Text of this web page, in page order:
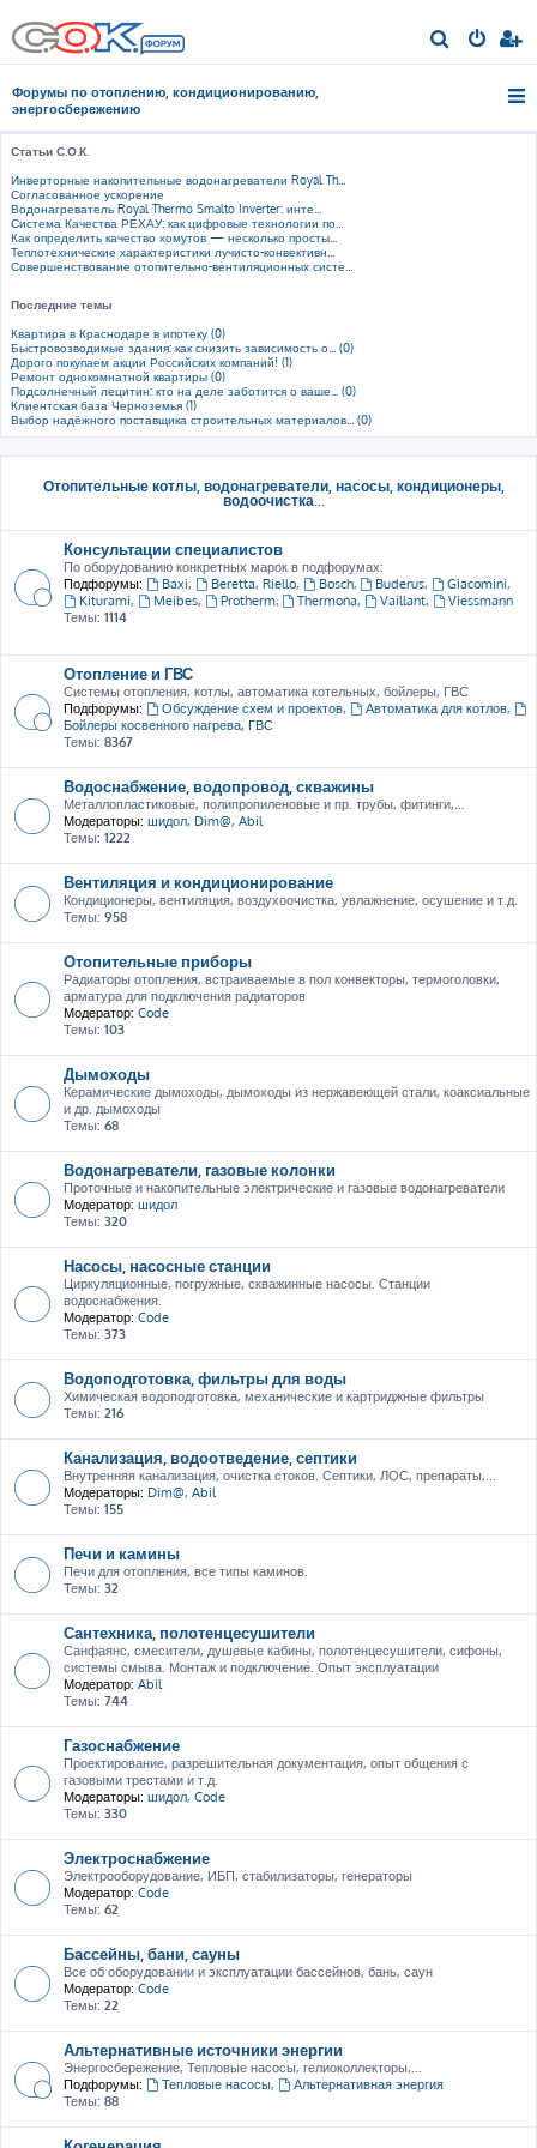
о
Форумы по отоплению, кондиционированию,
энергосбережению
Статьи С.О.К.
Инверторные накопительные водонагреватели Royal Th...
Согласованное ускорение
Водонагреватель Royal Thermo Smalto Inverter: инте...
Система Качества РЕХАУ: как цифровые технологии по...
Как определить качество хомутов — несколько просты...
Теплотехнические характеристики лучисто-конвективн...
Совершенствование отопительно-вентиляционных систе...
Последние темы
Квартира в Краснодаре в ипотеку (0)
Быстровозводимые здания: как снизить зависимость о... (0)
Дорого покупаем акции Российских компаний! (1)
Ремонт однокомнатной квартиры (0)
Подсолнечный лецитин: кто на деле заботится о ваше... (0)
Клиентская база Черноземья (1)
Выбор надёжного поставщика строительных материалов... (0)
Отопительные котлы, водонагреватели, насосы, кондиционеры,
водоочистка...
Консультации специалистов
По оборудованию конкретных марок в подфорумах:
Подфорумы:
Baxi, Beretta, Riello, Bosch, Buderus, Giacomini,
Kiturami, Meibes, Protherm, Thermona, Vaillant,
Viessmann
Темы: 1114
Отопление и ГВС
Системы отопления, котлы, автоматика котельных, бойлеры, ГВС
Подфорумы:
Обсуждение схем и проектов, Автоматика для котлов,
Бойлеры косвенного нагрева, ГВС
Темы: 8367
Водоснабжение, водопровод, скважины
Металлопластиковые, полипропиленовые и пр. трубы, фитинги,...
Модераторы: шидол, Dim@, Abil
Темы: 1222
Вентиляция и кондиционирование
Кондиционеры, вентиляция, воздухоочистка, увлажнение, осушение и т.д.
Темы: 958
Отопительные приборы
Радиаторы отопления, встраиваемые в пол конвекторы, термоголовки,
арматура для подключения радиаторов
Модератор: Code
Темы: 103
Дымоходы
Керамические дымоходы, дымоходы из нержавеющей стали, коаксиальные
и др. дымоходы
Темы: 68
Водонагреватели, газовые колонки
Проточные и накопительные электрические и газовые водонагреватели
Модератор: шидол
Темы: 320
Насосы, насосные станции
Циркуляционные, погружные, скважинные насосы. Станции
водоснабжения.
Модератор: Code
Темы: 373
Водоподготовка, фильтры для воды
Химическая водоподготовка, механические и картриджные фильтры
Темы: 216
Канализация, водоотведение, септики
Внутренняя канализация, очистка стоков. Септики, ЛОС, препараты,...
Модераторы: Dim@, Abil
Темы: 155
Печи и камины
Печи для отопления, все типы каминов.
Темы: 32
Сантехника, полотенцесушители
Санфаянс, смесители, душевые кабины, полотенцесушители, сифоны,
системы смыва. Монтаж и подключение. Опыт эксплуатации
Модератор: Abil
Темы: 744
Газоснабжение
Проектирование, разрешительная документация, опыт общения с
газовыми трестами и т.д.
Модераторы: шидол, Code
Темы: 330
Электроснабжение
Электрооборудование, ИБП, стабилизаторы, генераторы
Модератор: Code
Темы: 62
Бассейны, бани, сауны
Все об оборудовании и эксплуатации бассейнов, бань, саун
Модератор: Code
Темы: 22
Альтернативные источники энергии
Энергосбережение, Тепловые насосы, гелиоколлекторы,...
Подфорумы:
Тепловые насосы,
Альтернативная энергия
Темы: 88